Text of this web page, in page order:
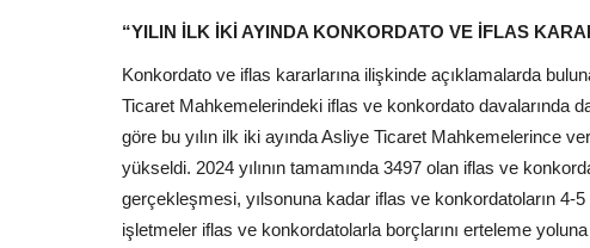
“YILIN İLK İKİ AYINDA KONKORDATO VE İFLAS
Konkordato ve iflas kararlarına ilişkinde açıklamalarda
Ticaret Mahkemelerindeki iflas ve konkordato davalarında
göre bu yılın ilk iki ayında Asliye Ticaret Mahkemelerince
yükseldi. 2024 yılının tamamında 3497 olan iflas ve
gerçekleşmesi, yılsonuna kadar iflas ve konkordatoların 4-
işletmeler iflas ve konkordatolarla borçlarını erteleme
Güncel